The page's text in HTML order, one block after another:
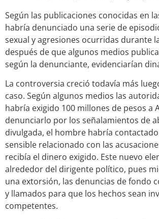
Según las publicaciones conocidas en
habría denunciado una serie de
sexual y agresiones ocurridas durante
después de que algunos medios
según la denunciante, evidenciarían
La controversia creció todavía más
caso. Según algunos medios las
habría exigido 100 millones de pesos
denunciarlo por los señalamientos de
divulgada, el hombre habría
sensible relacionado con las
recibía el dinero exigido. Este nuevo
alrededor del dirigente político, pues
una extorsión, las denuncias de fondo
y llamados para que los hechos sean
competentes.